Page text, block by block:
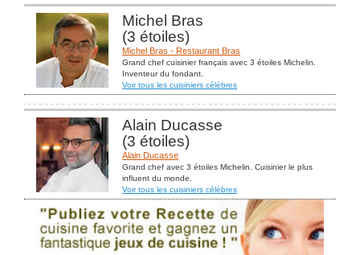
Michel Bras
(3 étoiles)
Michel Bras - Restaurant Bras
Grand chef cuisinier français avec 3 étoiles Michelin.
Inventeur du fondant.
Voir tous les cuisiniers célèbres
Alain Ducasse
(3 étoiles)
Alain Ducasse
Grand chef avec 3 étoiles Michelin. Cuisinier le plus
influent du monde.
Voir tous les cuisiniers célèbres